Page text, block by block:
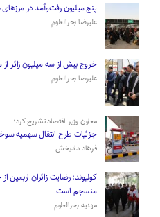
پنج میلیون رفت‌وآمد در
علیرضا بحرالعلوم
­خروج بیش از سه میلیون زائر از
علیرضا بحرالعلوم
معاون وزیر اقتصاد تشریح کرد؛
جزئیات طرح انتقال سهمیه
فرهاد دادبخش
کولیوند: رضایت زائران
منسجم است
مهدیه بحرالعلوم